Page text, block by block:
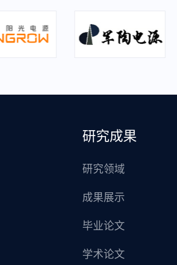
研究成果
研究领域
成果展示
毕业论文
学术论文